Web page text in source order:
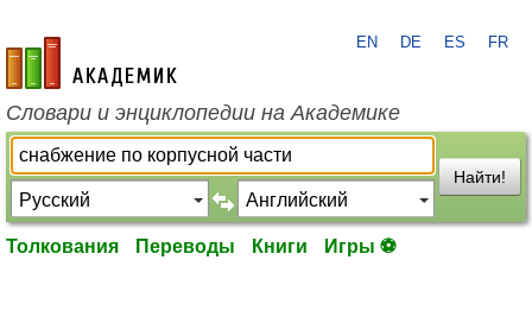
academic.ru
EN DE ES FR
Словари и энциклопедии на Академике
Найти!
Толкования Переводы Книги Игры ⚽